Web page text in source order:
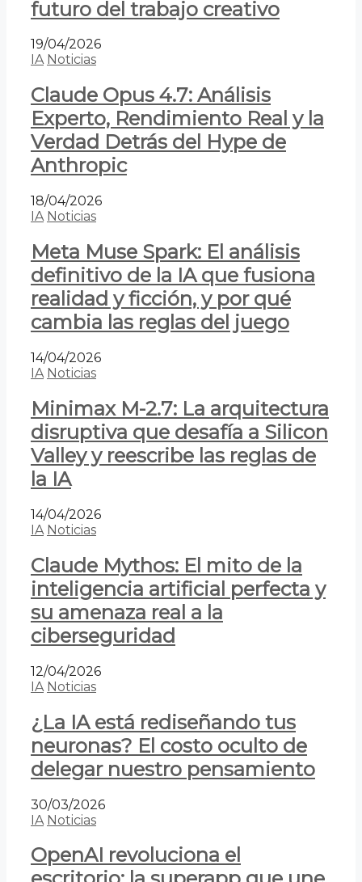
futuro del trabajo creativo
19/04/2026
IA Noticias
Claude Opus 4.7: Análisis
Experto, Rendimiento Real y la
Verdad Detrás del Hype de
Anthropic
18/04/2026
IA Noticias
Meta Muse Spark: El análisis
definitivo de la IA que fusiona
realidad y ficción, y por qué
cambia las reglas del juego
14/04/2026
IA Noticias
Minimax M-2.7: La arquitectura
disruptiva que desafía a Silicon
Valley y reescribe las reglas de
la IA
14/04/2026
IA Noticias
Claude Mythos: El mito de la
inteligencia artificial perfecta y
su amenaza real a la
ciberseguridad
12/04/2026
IA Noticias
¿La IA está rediseñando tus
neuronas? El costo oculto de
delegar nuestro pensamiento
30/03/2026
IA Noticias
OpenAI revoluciona el